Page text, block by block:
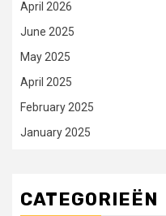
April 2026
June 2025
May 2025
April 2025
February 2025
January 2025
CATEGORIEËN